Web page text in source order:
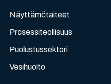
Näyttämötaiteet
Prosessiteollisuus
Puolustussektori
Vesihuolto